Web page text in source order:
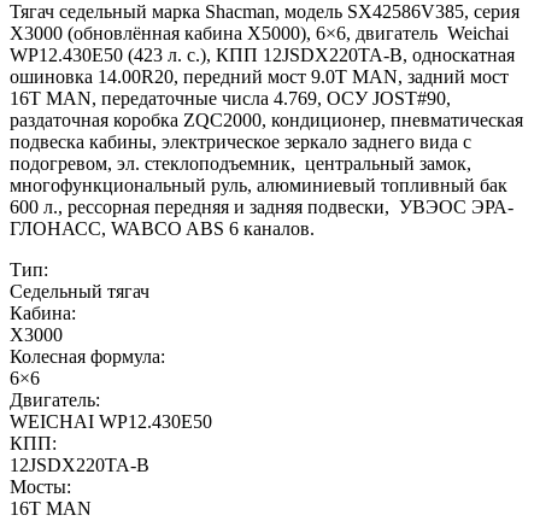
Тягач седельный марка Shacman, модель SX42586V385, серия
Х3000 (обновлённая кабина X5000), 6×6, двигатель Weichai
WP12.430E50 (423 л. с.), КПП 12JSDX220TA-B, односкатная
ошиновка 14.00R20, передний мост 9.0T MAN, задний мост
16T MAN, передаточные числа 4.769, ОСУ JOST#90,
раздаточная коробка ZQC2000, кондиционер, пневматическая
подвеска кабины, электрическое зеркало заднего вида с
подогревом, эл. стеклоподъемник, центральный замок,
многофункциональный руль, алюминиевый топливный бак
600 л., рессорная передняя и задняя подвески, УВЭОС ЭРА-
ГЛОНАСС, WABCO ABS 6 каналов.
Тип:
Седельный тягач
Кабина:
X3000
Колесная формула:
6×6
Двигатель:
WEICHAI WP12.430E50
КПП:
12JSDX220TA-B
Мосты:
16T MAN